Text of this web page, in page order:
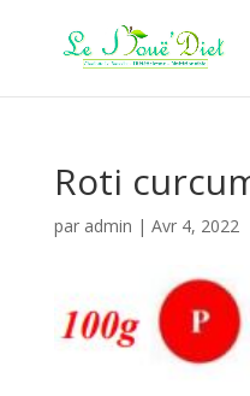
Roti
par admin | Avr 4, 2022